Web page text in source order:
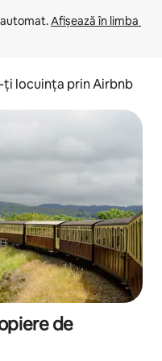
Afișează în limba
ți locuința prin Airbnb
de